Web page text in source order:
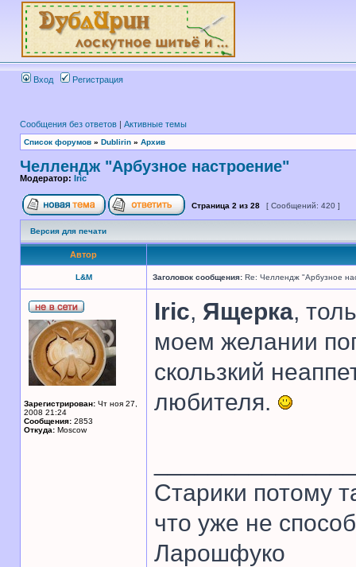
Вход Регистрация
Сообщения без ответов | Активные темы
Список форумов » Dublirin » Архив
Челлендж "Арбузное настроение"
Модератор: Iric
Страница 2 из 28 [ Сообщений: 420 ]
Версия для печати
Автор
L&M Заголовок сообщения: Re: Челлендж "Арбузное
Зарегистрирован: Чт ноя 27,
2008 21:24
Сообщения: 2853
Откуда: Moscow
Iric, Ящерка,
моем желании
скользкий
любителя.
Старики потому
что уже не
Ларошфуко